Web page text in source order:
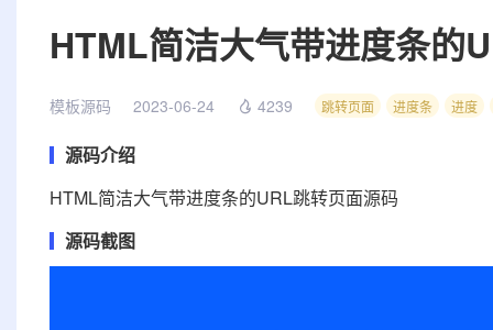
HTML简洁大气带进度条的
模板源码 2023-06-24 4239 跳转页面 进度条 进度
源码介绍
HTML简洁大气带进度条的URL跳转页面源码
源码截图